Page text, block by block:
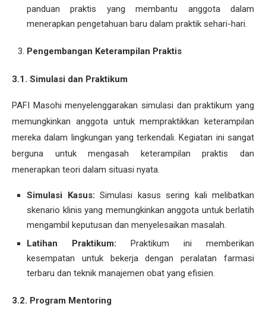
panduan praktis yang membantu anggota dalam
menerapkan pengetahuan baru dalam praktik sehari-hari.
Pengembangan Keterampilan Praktis
3.1. Simulasi dan Praktikum
PAFI Masohi menyelenggarakan simulasi dan praktikum yang
memungkinkan anggota untuk mempraktikkan keterampilan
mereka dalam lingkungan yang terkendali. Kegiatan ini sangat
berguna untuk mengasah keterampilan praktis dan
menerapkan teori dalam situasi nyata.
Simulasi Kasus: Simulasi kasus sering kali melibatkan
skenario klinis yang memungkinkan anggota untuk berlatih
mengambil keputusan dan menyelesaikan masalah.
Latihan Praktikum: Praktikum ini memberikan
kesempatan untuk bekerja dengan peralatan farmasi
terbaru dan teknik manajemen obat yang efisien.
3.2. Program Mentoring